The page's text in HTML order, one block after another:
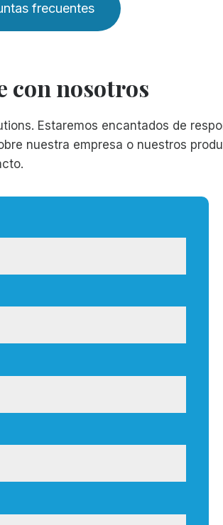
frecuentes
con nosotros
Estaremos encantados de
nuestra empresa o nuestros